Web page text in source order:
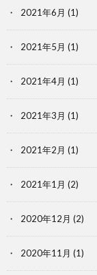
2021年6月 (1)
2021年5月 (1)
2021年4月 (1)
2021年3月 (1)
2021年2月 (1)
2021年1月 (2)
2020年12月 (2)
2020年11月 (1)